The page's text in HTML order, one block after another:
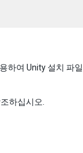
여 Unity 설치 파
하십시오.